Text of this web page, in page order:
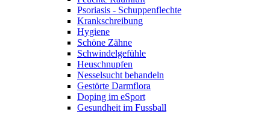
Psoriasis - Schuppenflechte
Krankschreibung
Hygiene
Schöne Zähne
Schwindelgefühle
Heuschnupfen
Nesselsucht behandeln
Gestörte Darmflora
Doping im eSport
Gesundheit im Fussball